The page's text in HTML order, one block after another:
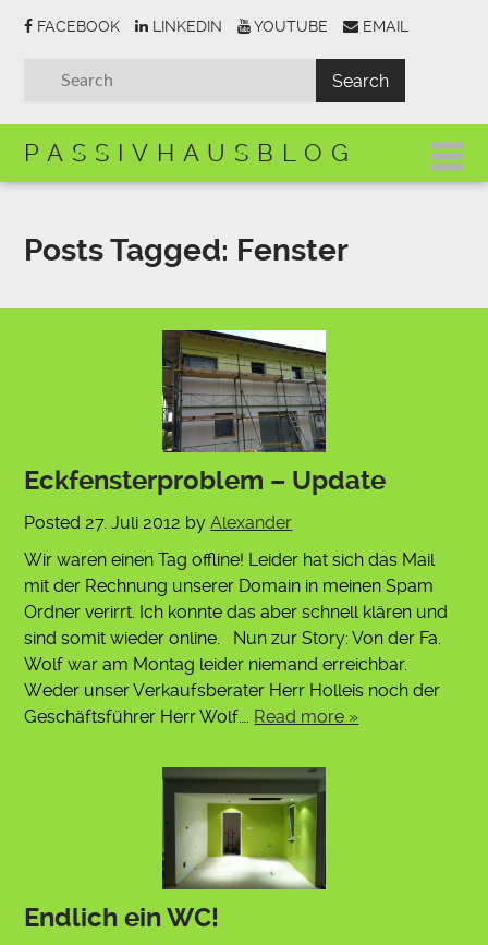
FACEBOOK LINKEDIN YOUTUBE EMAIL
PASSIVHAUSBLOG
Posts Tagged: Fenster
Eckfensterproblem – Update
Posted27. Juli 2012 byAlexander
Wir waren einen Tag offline! Leider hat sich das Mail
mit der Rechnung unserer Domain in meinen Spam
Ordner verirrt. Ich konnte das aber schnell klären und
sind somit wieder online. Nun zur Story: Von der Fa.
Wolf war am Montag leider niemand erreichbar.
Weder unser Verkaufsberater Herr Holleis noch der
Geschäftsführer Herr Wolf…. Read more »
Endlich ein WC!